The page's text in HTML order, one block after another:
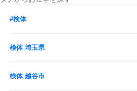
#検体
検体 埼玉県
検体 越谷市